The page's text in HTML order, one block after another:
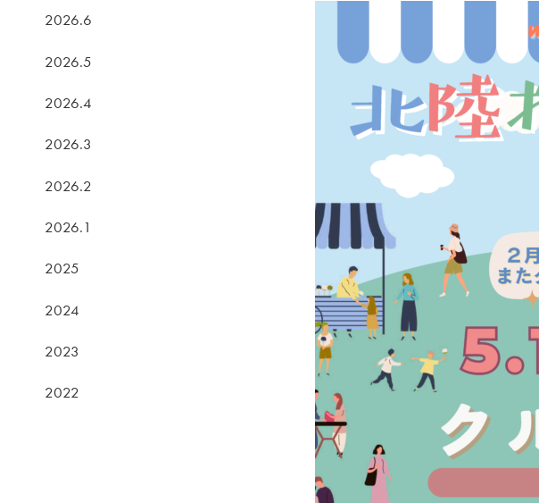
2026.6
2026.5
2026.4
2026.3
2026.2
2026.1
2025
2024
2023
2022